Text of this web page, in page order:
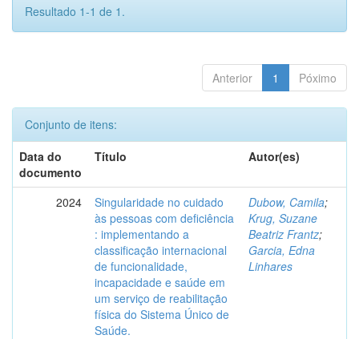
Resultado 1-1 de 1.
Anterior 1 Póximo
Conjunto de itens:
Data do
documento
Título Autor(es)
2024
Singularidade no cuidado
às pessoas com deficiência
: implementando a
classificação internacional
de funcionalidade,
incapacidade e saúde em
um serviço de reabilitação
física do Sistema Único de
Saúde.
Dubow, Camila;
Krug, Suzane
Beatriz Frantz;
Garcia, Edna
Linhares